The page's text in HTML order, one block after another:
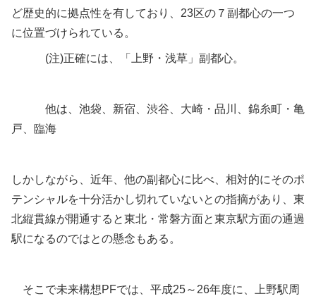
ど歴史的に拠点性を有しており、23区の７副都心の一つ
に位置づけられている。
(注)正確には、「上野・浅草」副都心。
他は、池袋、新宿、渋谷、大崎・品川、錦糸町・亀
戸、臨海
しかしながら、近年、他の副都心に比べ、相対的にそのポ
テンシャルを十分活かし切れていないとの指摘があり、東
北縦貫線が開通すると東北・常磐方面と東京駅方面の通過
駅になるのではとの懸念もある。
そこで未来構想PFでは、平成25～26年度に、上野駅周